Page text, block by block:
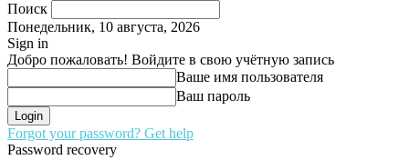
Поиск
Понедельник, 10 августа, 2026
Sign in
Добро пожаловать! Войдите в свою учётную запись
Ваше имя пользователя
Ваш пароль
Forgot your password? Get help
Password recovery